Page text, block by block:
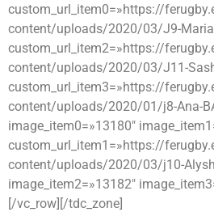
custom_url_item0=»https://
content/uploads/2020/03/J9-
custom_url_item2=»https://
content/uploads/2020/03/J11-
custom_url_item3=»https://
content/uploads/2020/01/j8-Ana-
image_item0=»13180″
custom_url_item1=»https://
content/uploads/2020/03/j10-
image_item2=»13182″
[/vc_row][/tdc_zone]